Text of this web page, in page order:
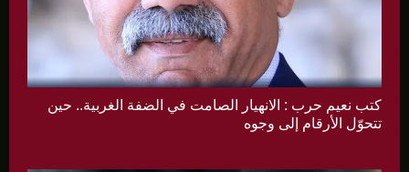
كتب نعيم حرب : الانهيار الصامت في الضفة الغربية.. حين
تتحوّل الأرقام إلى وجوه